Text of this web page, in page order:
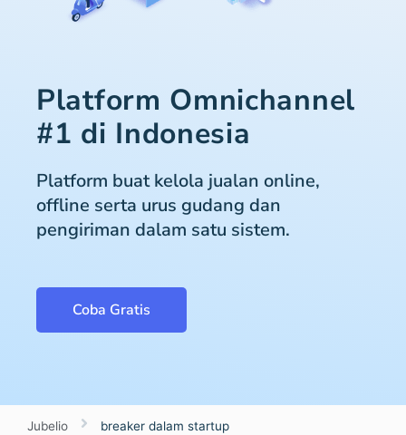
Platform Omnichannel
#1 di Indonesia
Platform buat kelola jualan online,
offline serta urus gudang dan
pengiriman dalam satu sistem.
Coba Gratis
Jubelio breaker dalam startup